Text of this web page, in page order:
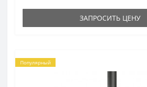
ЗАПРОСИТЬ ЦЕНУ
Популярный